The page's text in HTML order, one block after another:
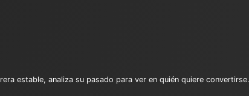
estable, analiza su pasado para ver en quién quiere convertirse.